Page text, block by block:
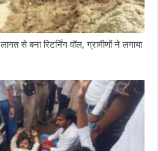
से बना रिटर्निंग वॉल, ग्रामीणों ने लगाया